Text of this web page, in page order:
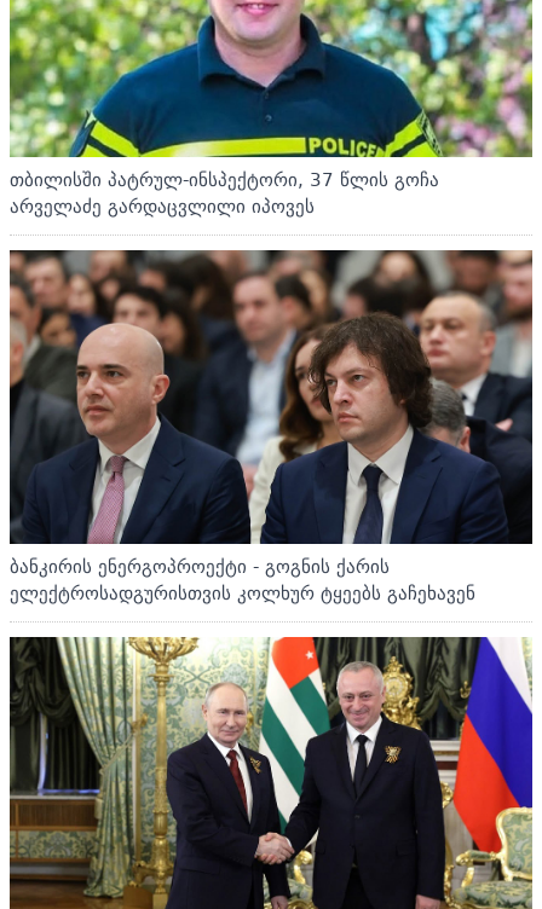
თბილისში პატრულ-ინსპექტორი, 37 წლის გოჩა
არველაძე გარდაცვლილი იპოვეს
ბანკირის ენერგოპროექტი - გოგნის ქარის
ელექტროსადგურისთვის კოლხურ ტყეებს გაჩეხავენ